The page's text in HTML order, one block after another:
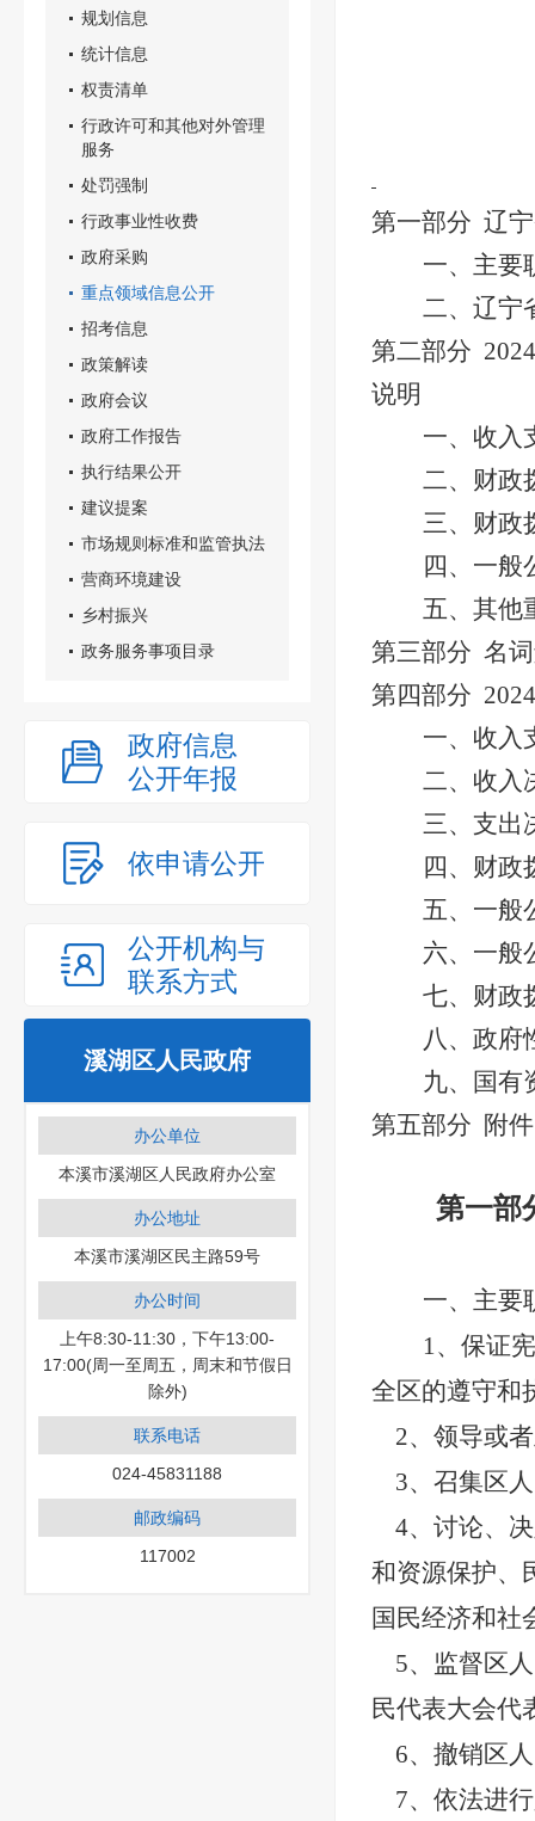
规划信息
统计信息
权责清单
行政许可和其他对外管理
服务
处罚强制
行政事业性收费
政府采购
重点领域信息公开
招考信息
政策解读
政府会议
政府工作报告
执行结果公开
建议提案
市场规则标准和监管执法
营商环境建设
乡村振兴
政务服务事项目录
政府信息
公开年报
依申请公开
公开机构与
联系方式
溪湖区人民政府
办公单位
本溪市溪湖区人民政府办公室
办公地址
本溪市溪湖区民主路59号
办公时间
上午8:30-11:30，下午13:00-
17:00(周一至周五，周末和节假日
除外)
联系电话
024-45831188
邮政编码
117002
第一部分 辽
一、 主要
二、 辽宁
第二部分 2024
说明
一、收入
二、财政
三、财政
四、一般
五、其他
第三部分 名
第四部分 2024
一、 收入
二、收入
三、支出
四、 财政
五、一般
六、一般
七、财政
八、 政府
九、国有
第五部分 附件
第一部
一、主要
1、保证
全区的遵守和
2、领导或
3、召集区
4、讨论、
和资源保护、
国民经济和社
5、监督区
民代表大会代
6、撤销区
7、依法进